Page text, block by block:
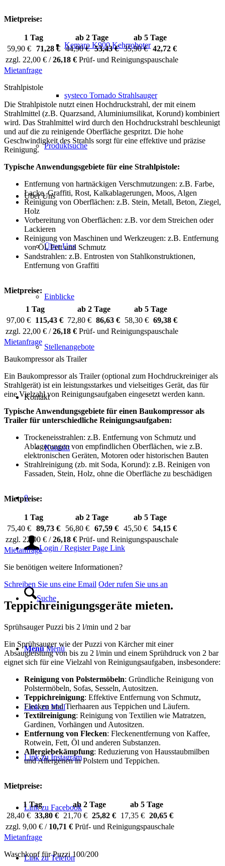
Kemaro K900 Kehrroboter
systeco Tornado Strahlsauger
Produktsuche
Über Uns
Über Uns
Einblicke
Stellenangebote
Kontakt
Kontakt
0
Login / Register Page Link
Suche
Menü Menü
Link zu Mail
Link zu Instagram
Link zu Facebook
Link zu Telefon
Mietpreise:
1 Tag ab 2 Tage
ab 5 Tage
59,90 €
71,28 € 44,90 € 53,43 € 35,90 € 42,72 €
zzgl. 22,00 € /26,18 € Prüf- und Reinigungspauschale
Mietanfrage
Strahlpistole
Die Strahlpistole nutzt einen Hochdruckstrahl, der mit einem
Strahlmittel (z.B. Quarzsand, Aluminiumsilikat, Korund) kombiniert
wird. Das Strahlmittel wird durch den Hochdruckstrahl beschleunigt
und auf die zu reinigende Oberfläche gespritzt. Die hohe
Geschwindigkeit des Strahls sorgt für eine effektive und präzise
Reinigung.
Typische Anwendungsgebiete für eine Strahlpistole:
Entfernung von hartnäckigen Verschmutzungen: z.B. Farbe,
Lacke, Graffiti, Rost, Kalkablagerungen, Moos, Algen
Reinigung von Oberflächen: z.B. Stein, Metall, Beton, Ziegel,
Holz
Vorbereitung von Oberflächen: z.B. vor dem Streichen oder
Lackieren
Reinigung von Maschinen und Werkzeugen: z.B. Entfernung
von Öl, Fett und Schmutz
Sandstrahlen: z.B. Entrosten von Stahlkonstruktionen,
Entfernung von Graffiti
Mietpreise:
1 Tag ab 2 Tage
ab 5 Tage
97,00 € 115,43 € 72,80 € 86,63 € 58,30 € 69,38 €
zzgl. 22,00 € /26,18 € Prüf- und Reinigungspauschale
Mietanfrage
Baukompressor als Trailer
Ein Baukompressor als Trailer (optional zum Hochdruckreiniger als
Strahlgerät) ist ein leistungsstarkes und vielseitiges Gerät, das für
eine Vielzahl von Reinigungsaufgaben eingesetzt werden kann.
Typische Anwendungsgebiete für einen Baukompressor als
Trailer für unterschiedliche Reinigungsaufgaben:
Trockeneisstrahlen: z.B. Entfernung von Schmutz und
Ablagerungen von empfindlichen Oberflächen, wie z.B.
elektronischen Geräten, Motoren oder historischen Bauten
Strahlreinigung (zb. mit Soda, Korund): z.B. Reinigen von
Fassaden, Stein, Holz, ohne die Oberfläche zu beschädigen
Mietpreise:
1 Tag ab 2 Tage
ab 5 Tage
75,40 € 89,73 € 56,80 € 67,59 € 45,50 € 54,15 €
zzgl. 22,00 € /26,18 € Prüf- und Reinigungspauschale
Mietanfrage
Sie benötigen weitere Informationen?
Schreiben Sie uns eine Email Oder rufen Sie uns an
Teppichreinigungsgeräte mieten.
Sprühsauger Puzzi bis 2 l/min und 2 bar
Ein Sprühsauger wie der Puzzi von Kärcher mit einer
Absaugleistung von bis zu 2 l/min und einem Sprühdruck von 2 bar
eignet sich für eine Vielzahl von Reinigungsaufgaben, insbesondere:
Reinigung von Polstermöbeln: Gründliche Reinigung von
Polstermöbeln, Sofas, Sesseln, Autositzen.
Teppichreinigung: Effektive Entfernung von Schmutz,
Flecken und Tierhaaren aus Teppichen und Läufern.
Textilreinigung: Reinigung von Textilien wie Matratzen,
Gardinen, Vorhängen und Autositzen.
Entfernung von Flecken: Fleckenentfernung von Kaffee,
Rotwein, Fett, Öl und anderen Substanzen.
Allergiebekämpfung: Reduzierung von Hausstaubmilben
und Allergenen in Polstern und Teppichen.
Mietpreise:
1 Tag ab 2 Tage
ab 5 Tage
28,40 € 33,80 € 21,70 € 25,82 € 17,35 € 20,65 €
zzgl. 9,00 € / 10,71 € Prüf- und Reinigungspauschale
Mietanfrage
Waschkopf für Puzzi 100/200